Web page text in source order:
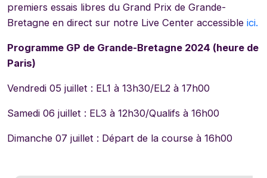
premiers essais libres du Grand Prix de Grande-
Bretagne en direct sur notre Live Center accessible ici.
Programme GP de Grande-Bretagne 2024 (heure de
Paris)
Vendredi 05 juillet : EL1 à 13h30/EL2 à 17h00
Samedi 06 juillet : EL3 à 12h30/Qualifs à 16h00
Dimanche 07 juillet : Départ de la course à 16h00